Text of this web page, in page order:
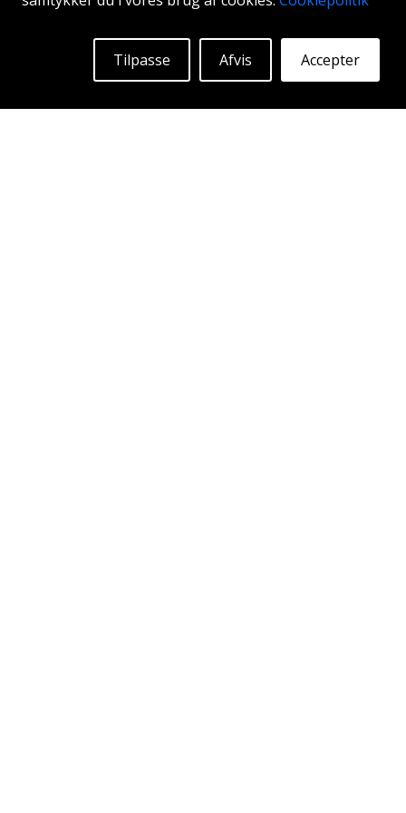
Accepter
Afvis
Tilpasse